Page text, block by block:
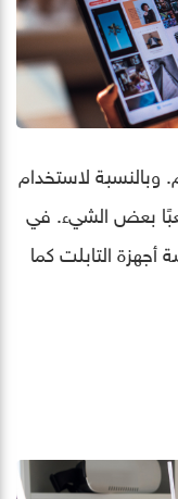
لاستخدام
بعض الشيء. في
أجهزة التابلت كما